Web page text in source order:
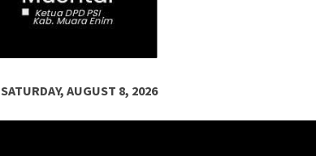
SATURDAY, AUGUST 8, 2026